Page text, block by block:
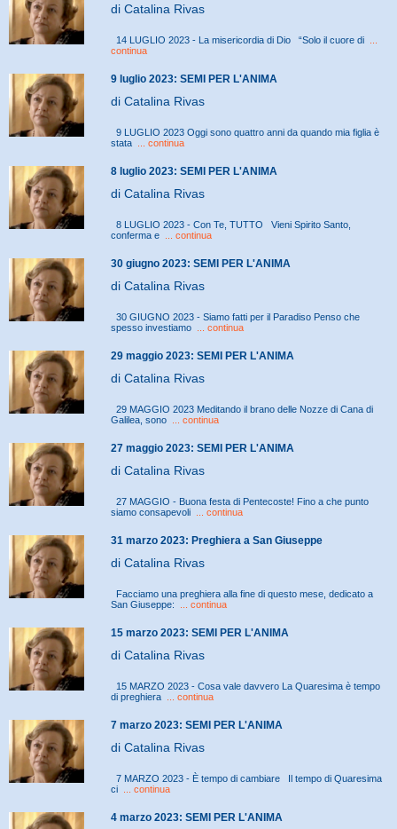
di Catalina Rivas
14 LUGLIO 2023 - La misericordia di Dio “Solo il cuore di
continua
9 luglio 2023: SEMI PER L'ANIMA
di Catalina Rivas
9 LUGLIO 2023 Oggi sono quattro anni da quando mia figlia è
stata
... continua
8 luglio 2023: SEMI PER L'ANIMA
di Catalina Rivas
8 LUGLIO 2023 - Con Te, TUTTO Vieni Spirito Santo,
conferma e
... continua
30 giugno 2023: SEMI PER L'ANIMA
di Catalina Rivas
30 GIUGNO 2023 - Siamo fatti per il Paradiso Penso che
spesso investiamo
... continua
29 maggio 2023: SEMI PER L'ANIMA
di Catalina Rivas
29 MAGGIO 2023 Meditando il brano delle Nozze di Cana di
Galilea, sono
... continua
27 maggio 2023: SEMI PER L'ANIMA
di Catalina Rivas
27 MAGGIO - Buona festa di Pentecoste! Fino a che punto
siamo consapevoli
... continua
31 marzo 2023: Preghiera a San Giuseppe
di Catalina Rivas
Facciamo una preghiera alla fine di questo mese, dedicato a
San Giuseppe:
... continua
15 marzo 2023: SEMI PER L'ANIMA
di Catalina Rivas
15 MARZO 2023 - Cosa vale davvero La Quaresima è tempo
di preghiera
... continua
7 marzo 2023: SEMI PER L'ANIMA
di Catalina Rivas
7 MARZO 2023 - È tempo di cambiare Il tempo di Quaresima
ci
... continua
4 marzo 2023: SEMI PER L'ANIMA